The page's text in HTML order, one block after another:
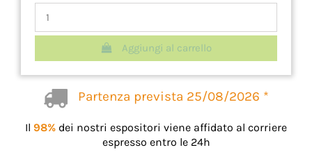
Aggiungi al carrello
Partenza prevista 25/08/2026 *
Il 98% dei nostri espositori viene affidato al corriere
espresso entro le 24h